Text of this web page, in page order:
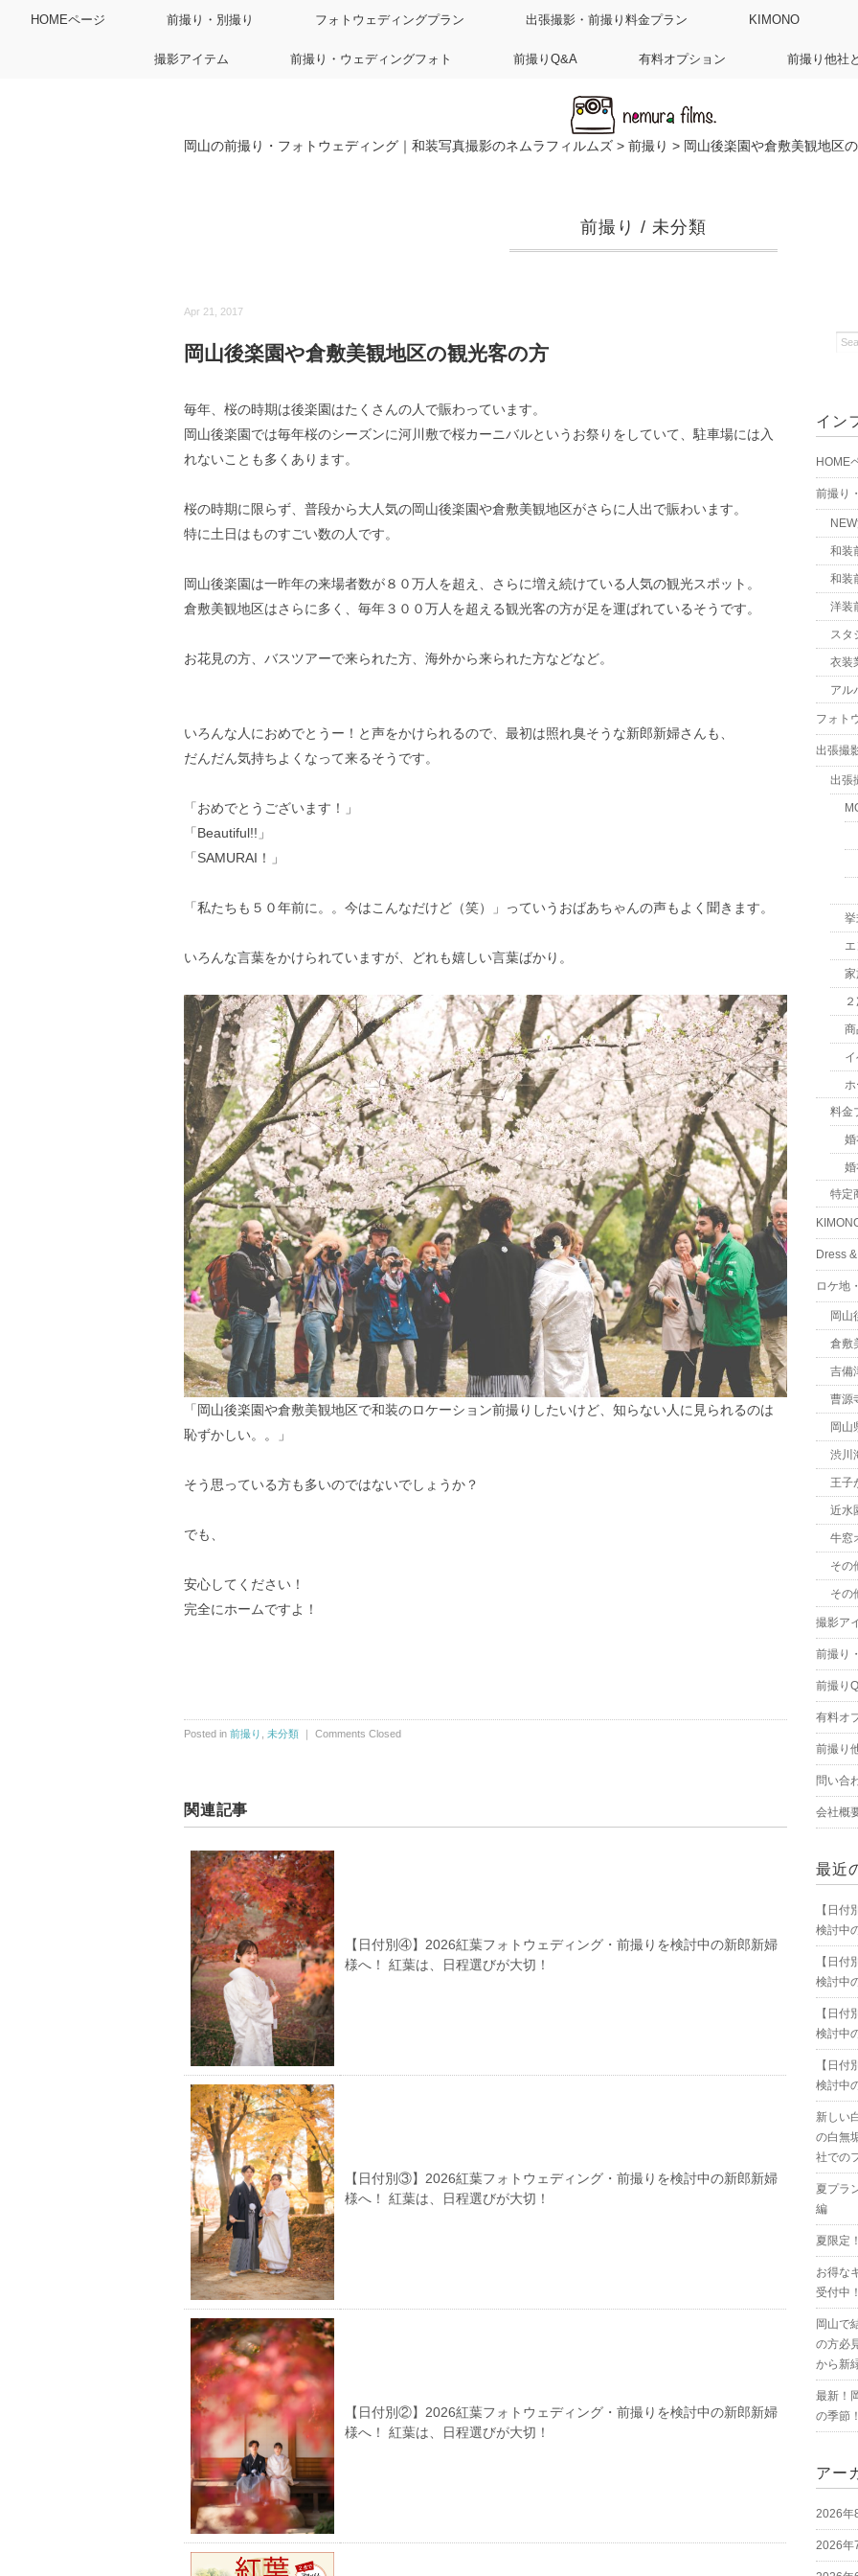
HOMEページ 前撮り・別撮り フォトウェディングプラン 出張撮影・前撮り料金プラン KIMONO
撮影アイテム 前撮り・ウェディングフォト 前撮りQ&A 有料オプション 前撮り他社
岡山の前撮り・フォトウェディング｜和装写真撮影のネムラフィルムズ > 前撮り > 岡山後楽園や倉敷美観地区
前撮り / 未分類
Apr 21, 2017
岡山後楽園や倉敷美観地区の観光客の方
毎年、桜の時期は後楽園はたくさんの人で賑わっています。
岡山後楽園では毎年桜のシーズンに河川敷で桜カーニバルというお祭りをしていて、駐車場には入
れないことも多くあります。
桜の時期に限らず、普段から大人気の岡山後楽園や倉敷美観地区がさらに人出で賑わいます。
特に土日はものすごい数の人です。
岡山後楽園は一昨年の来場者数が８０万人を超え、さらに増え続けている人気の観光スポット。
倉敷美観地区はさらに多く、毎年３００万人を超える観光客の方が足を運ばれているそうです。
お花見の方、バスツアーで来られた方、海外から来られた方などなど。
いろんな人におめでとうー！と声をかけられるので、最初は照れ臭そうな新郎新婦さんも、
だんだん気持ちよくなって来るそうです。
「おめでとうございます！」
「Beautiful!!」
「SAMURAI！」
「私たちも５０年前に。。今はこんなだけど（笑）」っていうおばあちゃんの声もよく聞きます。
いろんな言葉をかけられていますが、どれも嬉しい言葉ばかり。
「岡山後楽園や倉敷美観地区で和装のロケーション前撮りしたいけど、知らない人に見られるのは
恥ずかしい。。」
そう思っている方も多いのではないでしょうか？
でも、
安心してください！
完全にホームですよ！
Posted in 前撮り 未分類 ｜ Comments Closed
関連記事
【日付別④】2026紅葉フォトウェディング・前撮りを検討中の新郎新婦
様へ！ 紅葉は、日程選びが大切！
【日付別③】2026紅葉フォトウェディング・前撮りを検討中の新郎新婦
様へ！ 紅葉は、日程選びが大切！
【日付別②】2026紅葉フォトウェディング・前撮りを検討中の新郎新婦
様へ！ 紅葉は、日程選びが大切！
イン
HOME
前撮り
和装
和装
洋装
スタ
衣装
アル
フォト
出張撮
出張
料金
特定
Dress
ロケ地
岡山
倉敷
吉備
曹源
岡山
渋川
王子
近水
牛窓
その
その
撮影ア
前撮り
前撮り
有料オ
前撮り
問い合
会社概
最近
【日
検討中
【日
検討中
【日
検討中
【日
検討中
新しい
の白無
社での
夏プラ
編
夏限定
お得な
受付中
岡山で
の方必
から新
最新！
の季節
アー
2026年
2026年